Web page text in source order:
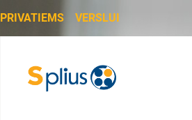
PRIVATIEMS VERSLUI
PRIVATIEMS